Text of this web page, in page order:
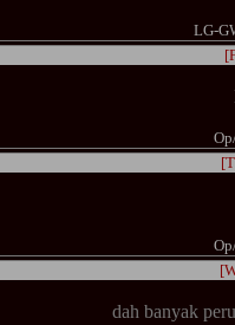
LG-
dah banyak